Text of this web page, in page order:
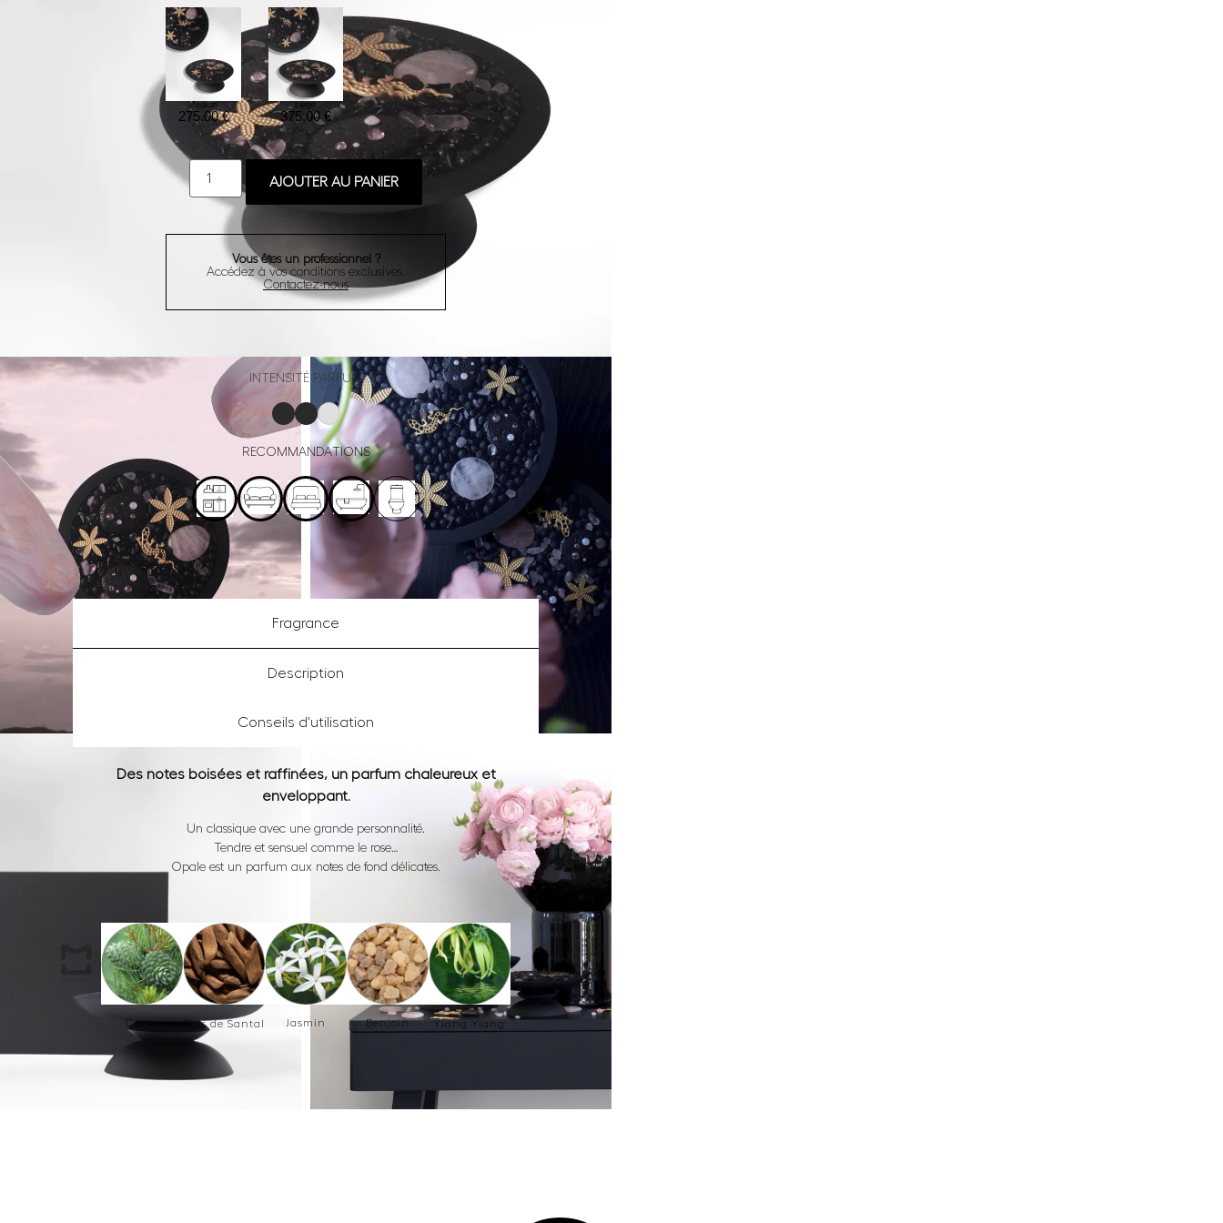
Medium
275,00€
Large
375,00€
AJOUTER AU PANIER
Vous êtes un professionnel ?
Accédez à vos conditions exclusives.
Contactez-nous
INTENSITÉ PARFUM
RECOMMANDATIONS
Fragrance
Description
Conseils d'utilisation
Des notes boisées et raffinées, un parfum chaleureux et
enveloppant.
Un classique avec une grande personnalité.
Tendre et sensuel comme le rose…
Opale est un parfum aux notes de fond délicates.
Cèdre Bois de Santal Jasmin Benjoin Ylang Ylang